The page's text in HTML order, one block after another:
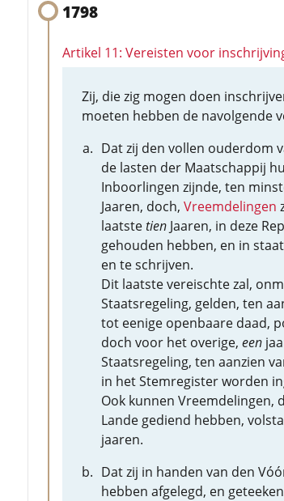
1798
Artikel 11: Vereisten voor
Zij, die zig mogen doen
moeten hebben de navolgende
Dat zij den vollen ouderdom
de lasten der Maatschappij
Inboorlingen zijnde, ten
Jaaren, doch, Vreemdelingen
laatstetienJaaren, in deze
gehouden hebben, en in
en te schrijven.
Dit laatste vereischte zal,
Staatsregeling, gelden, ten
tot eenige openbaare daad,
doch voor het overige, een
Staatsregeling, ten aanzien
in het Stemregister worden
Ook kunnen Vreemdelingen,
Lande gediend hebben,
jaaren.
Dat zij in handen van den
hebben afgelegd, en